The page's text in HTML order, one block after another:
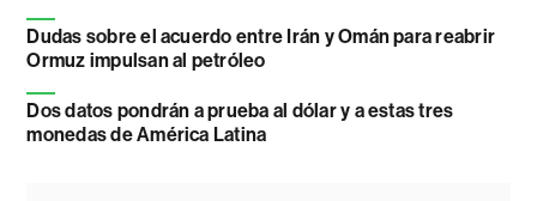
Dudas sobre el acuerdo entre Irán y Omán para reabrir
Ormuz impulsan al petróleo
Dos datos pondrán a prueba al dólar y a estas tres
monedas de América Latina